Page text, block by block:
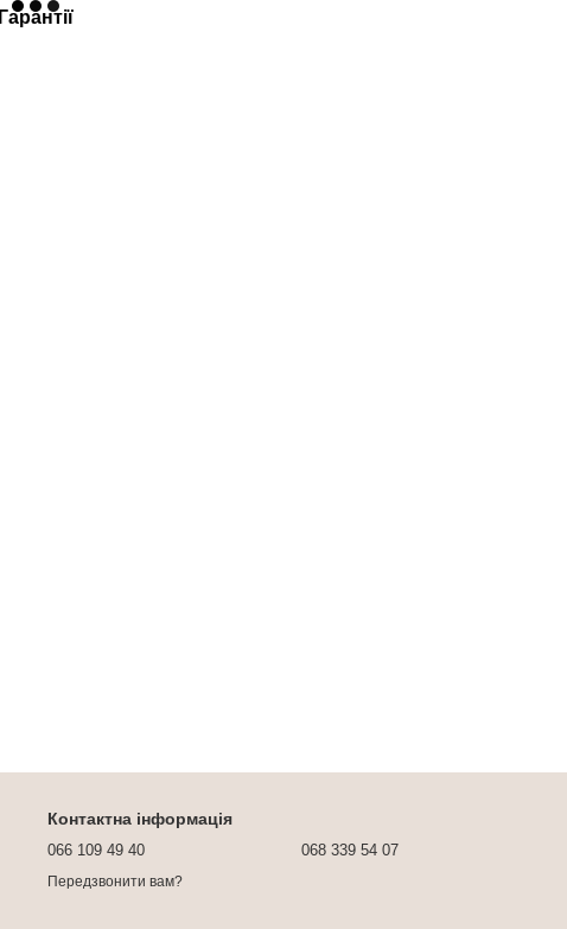
Гарантії
Контактна інформація
066 109 49 40
Передзвонити вам?
068 339 54 07